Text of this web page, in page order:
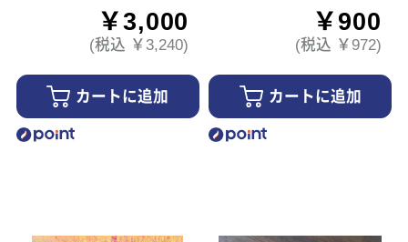
￥3,000
(税込 ￥3,240)
カートに追加
￥900
(税込 ￥972)
カートに追加